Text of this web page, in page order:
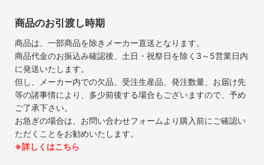
商品のお引渡し時期
商品は、一部商品を除きメーカー直送となります。
商品代金のお振込み確認後、土日・祝祭日を除く3～5営業日内
に発送いたします。
但し、メーカー内での欠品、受注生産品、発注数量、お届け先
等の諸事情により、多少前後する場合もございますので、予め
ご了承下さい。
お急ぎの場合は、お問い合わせフォームより購入前にご確認い
ただくことをお勧めいたします。
※詳しくはこちら